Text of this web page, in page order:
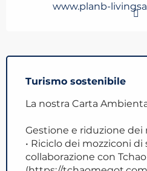
www.planb-
Turismo sostenibile
La nostra Carta
Gestione e riduzione dei
• Riciclo dei mozziconi
collaborazione con